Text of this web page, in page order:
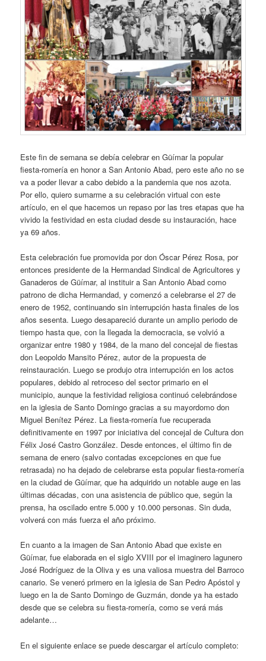
Este fin de semana se debía celebrar en Güímar la popular
fiesta-romería en honor a San Antonio Abad, pero este año no se
va a poder llevar a cabo debido a la pandemia que nos azota.
Por ello, quiero sumarme a su celebración virtual con este
artículo, en el que hacemos un repaso por las tres etapas que ha
vivido la festividad en esta ciudad desde su instauración, hace
ya 69 años.
Esta celebración fue promovida por don Óscar Pérez Rosa, por
entonces presidente de la Hermandad Sindical de Agricultores y
Ganaderos de Güímar, al instituir a San Antonio Abad como
patrono de dicha Hermandad, y comenzó a celebrarse el 27 de
enero de 1952, continuando sin interrupción hasta finales de los
años sesenta. Luego desapareció durante un amplio periodo de
tiempo hasta que, con la llegada la democracia, se volvió a
organizar entre 1980 y 1984, de la mano del concejal de fiestas
don Leopoldo Mansito Pérez, autor de la propuesta de
reinstauración. Luego se produjo otra interrupción en los actos
populares, debido al retroceso del sector primario en el
municipio, aunque la festividad religiosa continuó celebrándose
en la iglesia de Santo Domingo gracias a su mayordomo don
Miguel Benítez Pérez. La fiesta-romería fue recuperada
definitivamente en 1997 por iniciativa del concejal de Cultura don
Félix José Castro González. Desde entonces, el último fin de
semana de enero (salvo contadas excepciones en que fue
retrasada) no ha dejado de celebrarse esta popular fiesta-romería
en la ciudad de Güímar, que ha adquirido un notable auge en las
últimas décadas, con una asistencia de público que, según la
prensa, ha oscilado entre 5.000 y 10.000 personas. Sin duda,
volverá con más fuerza el año próximo.
En cuanto a la imagen de San Antonio Abad que existe en
Güímar, fue elaborada en el siglo XVIII por el imaginero lagunero
José Rodríguez de la Oliva y es una valiosa muestra del Barroco
canario. Se veneró primero en la iglesia de San Pedro Apóstol y
luego en la de Santo Domingo de Guzmán, donde ya ha estado
desde que se celebra su fiesta-romería, como se verá más
adelante…
En el siguiente enlace se puede descargar el artículo completo: